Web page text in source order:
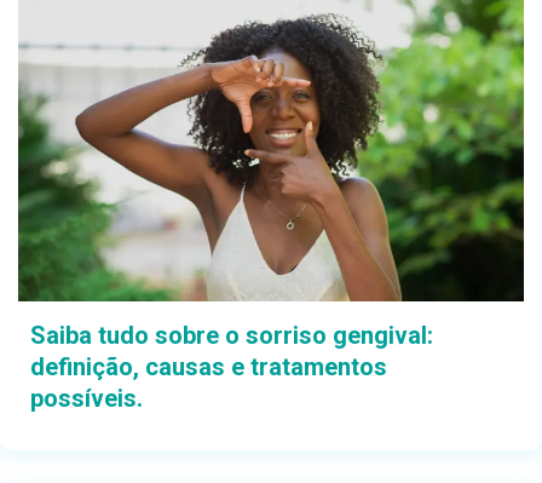
Saiba tudo sobre o sorriso gengival:
definição, causas e tratamentos
possíveis.